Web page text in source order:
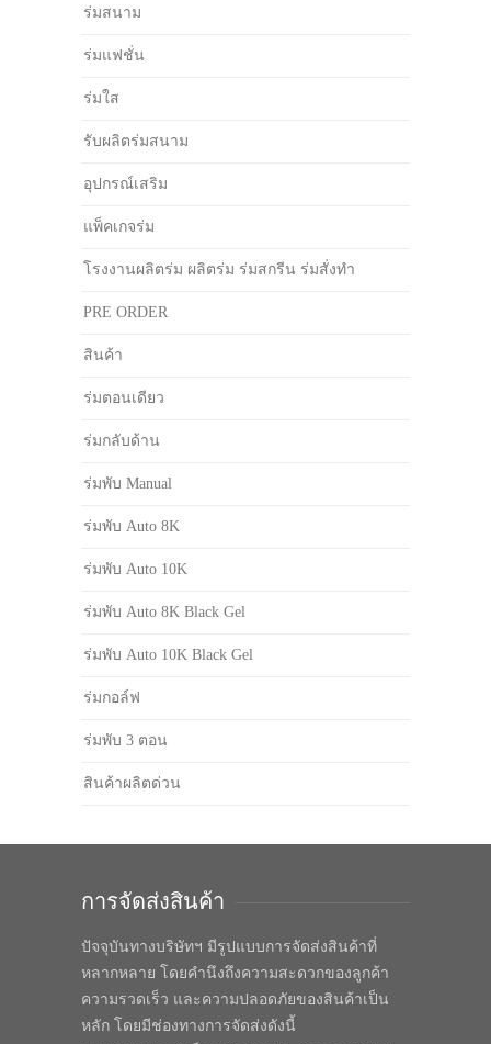
ร่มสนาม
ร่มแฟชั่น
ร่มใส
รับผลิตร่มสนาม
อุปกรณ์เสริม
แพ็คเกจร่ม
โรงงานผลิตร่ม ผลิตร่ม ร่มสกรีน ร่มสั่งทำ
PRE ORDER
สินค้า
ร่มตอนเดียว
ร่มกลับด้าน
ร่มพับ Manual
ร่มพับ Auto 8K
ร่มพับ Auto 10K
ร่มพับ Auto 8K Black Gel
ร่มพับ Auto 10K Black Gel
ร่มกอล์ฟ
ร่มพับ 3 ตอน
สินค้าผลิตด่วน
การจัดส่งสินค้า
ปัจจุบันทางบริษัทฯ มีรูปแบบการจัดส่งสินค้าที่
หลากหลาย โดยคำนึงถึงความสะดวกของลูกค้า
ความรวดเร็ว และความปลอดภัยของสินค้าเป็น
หลัก โดยมีช่องทางการจัดส่งดังนี้